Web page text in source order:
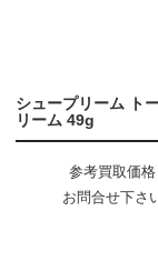
シュープリーム ト
リーム 49g
参考買取価格
お問合せ下さ